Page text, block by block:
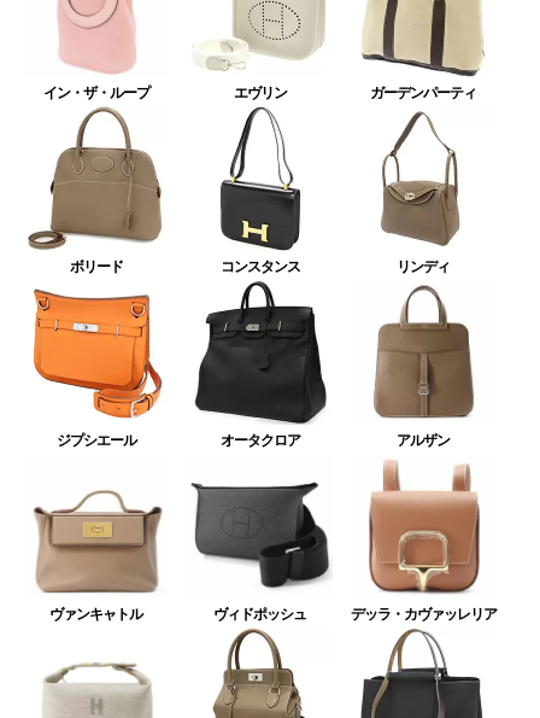
イン・ザ・ループ エヴリン ガーデンパーティ
ボリード コンスタンス リンディ
ジプシエール オータクロア アルザン
ヴァンキャトル ヴィドポッシュ デッラ・カヴァッレリア